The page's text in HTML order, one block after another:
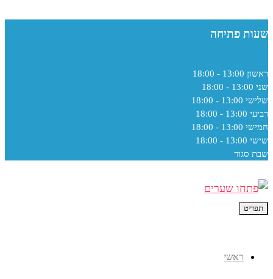
שעות פתיחה
ראשון 13:00 - 18:00
שני 13:00 - 18:00
שלישי 13:00 - 18:00
רביעי 13:00 - 18:00
חמישי 13:00 - 18:00
שישי 13:00 - 18:00
שבת סגור
תפריט
ראשי